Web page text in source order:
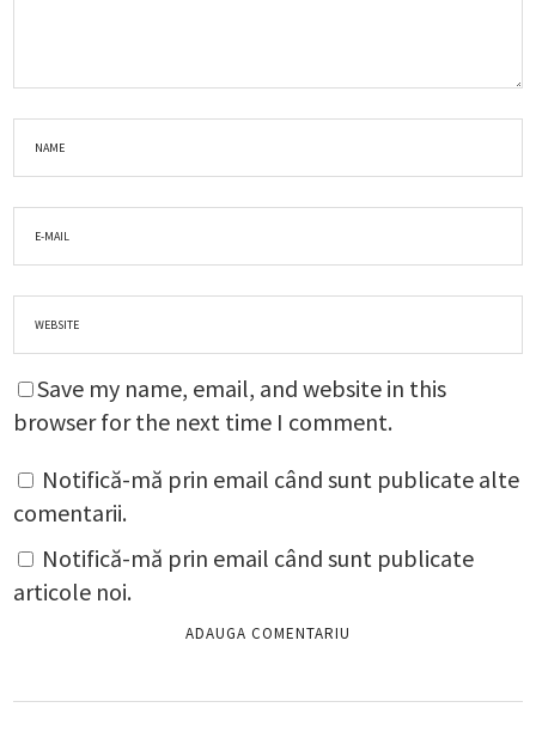
Save my name, email, and website in this
browser for the next time I comment.
Notifică-mă prin email când sunt publicate alte
comentarii.
Notifică-mă prin email când sunt publicate
articole noi.